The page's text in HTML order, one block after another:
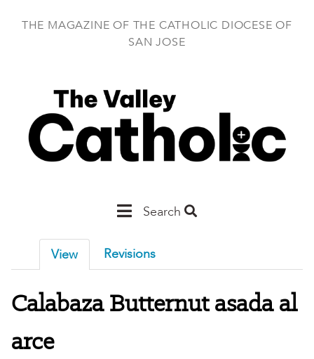
THE MAGAZINE OF THE CATHOLIC DIOCESE OF
SAN JOSE
Main
Jose
Search
View Revisions
Calabaza Butternut asada al
arce